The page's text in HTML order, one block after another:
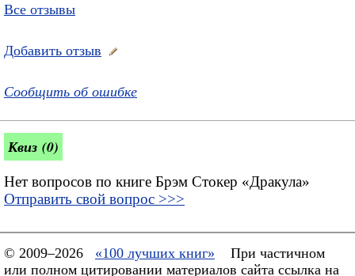
Все отзывы
Добавить отзыв
Сообщить об ошибке
Квиз (0)
Нет вопросов по книге Брэм Стокер «Дракула»
Отправить свой вопрос >>>
© 2009–2026 «100 лучших книг»
При частичном
или полном цитировании материалов сайта ссылка на